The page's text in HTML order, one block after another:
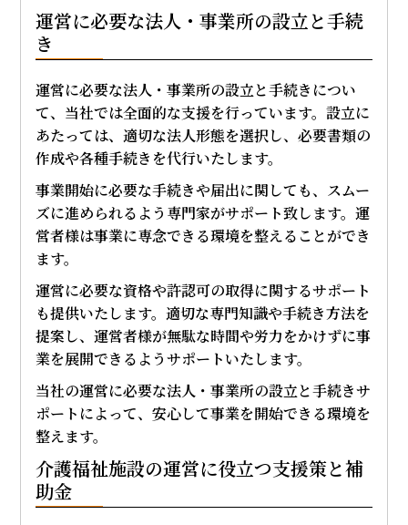
運営に必要な法人・事業所の設立と手続
き
運営に必要な法人・事業所の設立と手続きについ
て、当社では全面的な支援を行っています。設立に
あたっては、適切な法人形態を選択し、必要書類の
作成や各種手続きを代行いたします。
事業開始に必要な手続きや届出に関しても、スムー
ズに進められるよう専門家がサポート致します。運
営者様は事業に専念できる環境を整えることができ
ます。
運営に必要な資格や許認可の取得に関するサポート
も提供いたします。適切な専門知識や手続き方法を
提案し、運営者様が無駄な時間や労力をかけずに事
業を展開できるようサポートいたします。
当社の運営に必要な法人・事業所の設立と手続きサ
ポートによって、安心して事業を開始できる環境を
整えます。
介護福祉施設の運営に役立つ支援策と補
助金